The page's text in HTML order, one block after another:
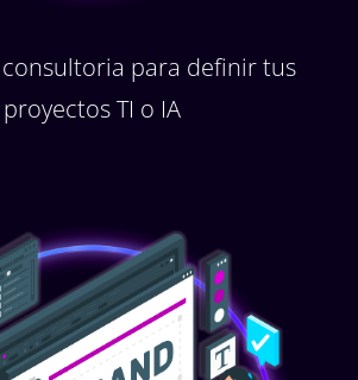
consultoria para definir tus
proyectos TI o IA